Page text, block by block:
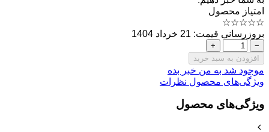
امتیاز محصول
☆
☆
☆
☆
☆
بروزرسانی قیمت: 21 خرداد 1404
−
+
افزودن به سبد خرید
موجود شد به من خبر بده
ویژگی‌های محصول نظرات
ویژگی‌های محصول